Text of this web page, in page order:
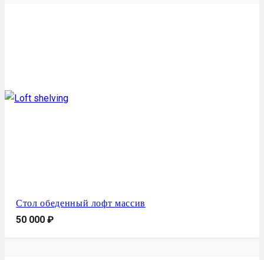
Стол обеденный лофт массив
50 000₽